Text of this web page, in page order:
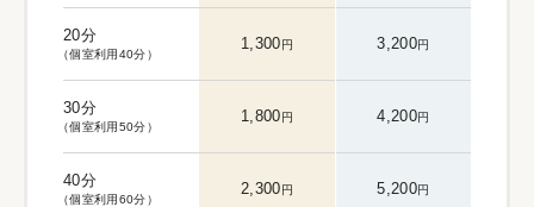
20分
（個室利用40分）
1,300円 3,200円
30分
（個室利用50分）
1,800円 4,200円
40分
（個室利用60分）
2,300円 5,200円